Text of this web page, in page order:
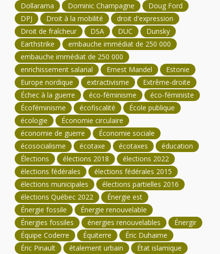
Dollarama
Dominic Champagne
Doug Ford
DPJ
Droit à la mobilité
droit d'expression
Droit de fraîcheur
DSA DUC
Dunsky
Earthstrike
embauche immédiat de 250 000
embauche immédiat de 250 000
enrichissement salarial
Ernest Mandel
Estonie
Europe nordique
extractivisme
Extrême-droite
Échec à la guerre
éco-féminisme
éco-féministe
Écoféminisme
écofiscalité
École publique
écologie
Économie circulaire
économie de guerre
Économie sociale
écosocialisme
écotaxe écotaxes
éducation
Élections
élections 2018
élections 2022
élections fédérales
élections fédérales 2015
élections municipales
élections partielles 2016
élections Québec 2022
Énergie est
Énergie fossile
Énergie renouvelable
Énergies fossiles
énergies renouvelables
Énergir
Équipe Coderre
Équiterre
Éric Duhaime
Éric Pinault
étalement urbain
État islamique